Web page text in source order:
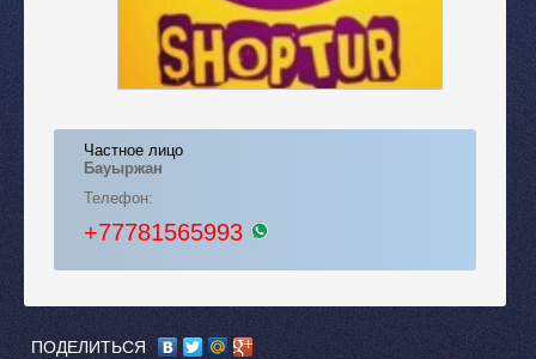
Частное лицо
Бауыржан
Телефон:
+77781565993
ПОДЕЛИТЬСЯ